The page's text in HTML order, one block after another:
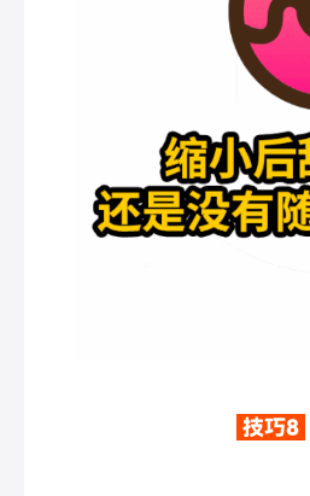
技巧8